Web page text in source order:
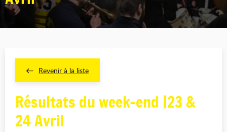
Revenir à la liste
Résultats du week-end |23 &
24 Avril